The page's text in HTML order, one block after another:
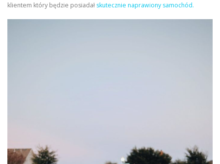
klientem który będzie posiadał skutecznie naprawiony samochód.